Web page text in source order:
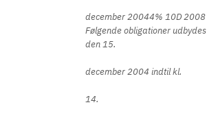
december 20044% 10D 2008
Følgende obligationer udbydes
den 15.
december 2004 indtil kl.
14.